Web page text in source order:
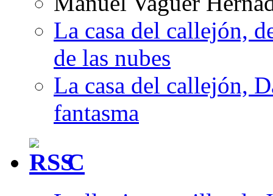
La casa del callejón,
de las nubes
La casa del callejón,
fantasma
C